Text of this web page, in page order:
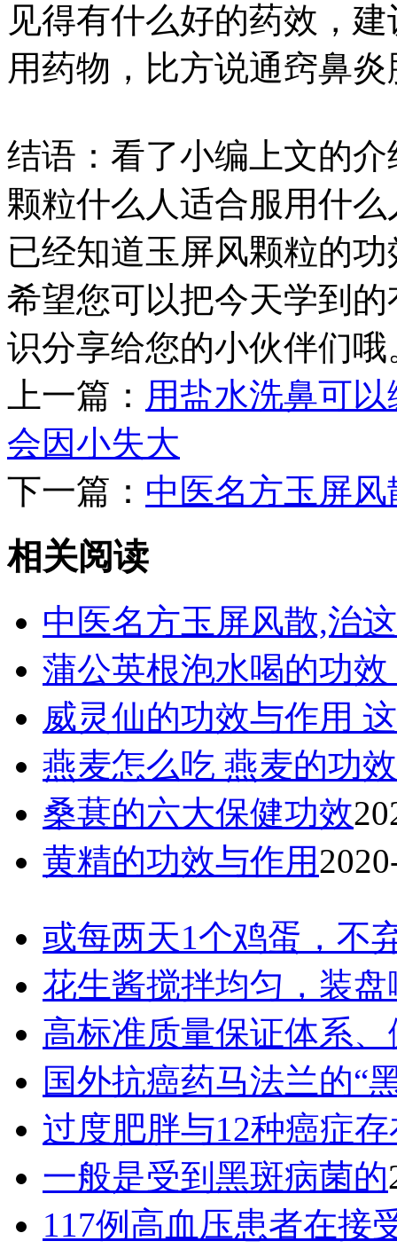
见得有什么好的药效，
用药物，比方说通窍鼻
结语：看了小编上文的
颗粒什么人适合服用什
已经知道玉屏风颗粒的
希望您可以把今天学到
识分享给您的小伙伴们哦
上一篇： 用盐水洗鼻可
会因小失大
下一篇： 中医名方玉屏
相关阅读
中医名方玉屏风散,治这
蒲公英根泡水喝的功效
威灵仙的功效与作用 这
燕麦怎么吃 燕麦的功效
桑葚的六大保健功效
黄精的功效与作用
或每两天1个鸡蛋，不
花生酱搅拌均匀，装盘
高标准质量保证体系、
国外抗癌药马法兰的“
过度肥胖与12种癌症存
一般是受到黑斑病菌的
117例高血压患者在接